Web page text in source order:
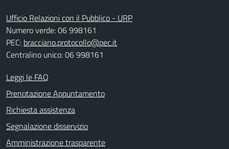
Ufficio Relazioni con il Pubblico - URP
Numero verde: 06 998161
PEC: bracciano.protocollo@pec.it
Centralino unico: 06 998161
Leggi le FAQ
Prenotazione Appuntamento
Richiesta assistenza
Segnalazione disservizio
Amministrazione trasparente